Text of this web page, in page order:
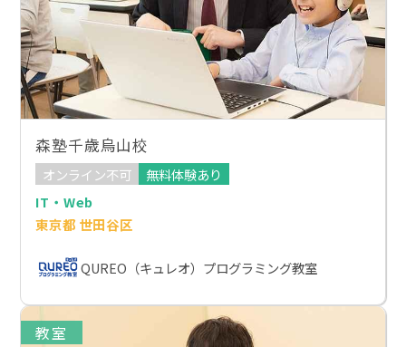
森塾千歳烏山校
オンライン不可
無料体験あり
IT・Web
東京都 世田谷区
QUREO（キュレオ）プログラミング教室
教室